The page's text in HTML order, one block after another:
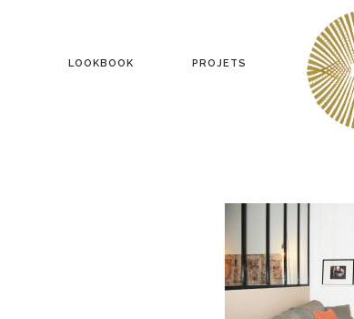
LOOKBOOK PROJETS